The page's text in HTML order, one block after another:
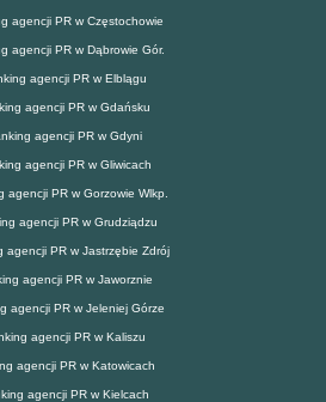
agencji PR w Częstochowie
agencji PR w Dąbrowie Gór.
agencji PR w Elblągu
agencji PR w Gdańsku
agencji PR w Gdyni
agencji PR w Gliwicach
agencji PR w Gorzowie Wlkp.
agencji PR w Grudziądzu
agencji PR w Jastrzębie Zdrój
agencji PR w Jaworznie
agencji PR w Jeleniej Górze
agencji PR w Kaliszu
agencji PR w Katowicach
agencji PR w Kielcach